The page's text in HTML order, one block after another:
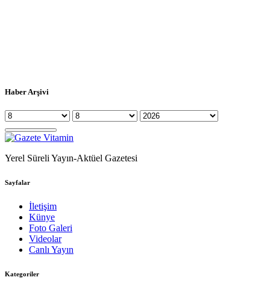
Haber Arşivi
Yerel Süreli Yayın-Aktüel Gazetesi
Sayfalar
İletişim
Künye
Foto Galeri
Videolar
Canlı Yayın
Kategoriler